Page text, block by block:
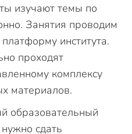
изучают темы по
Занятия проводим
института.
проходят
комплексу
материалов.
образовательный
сдать